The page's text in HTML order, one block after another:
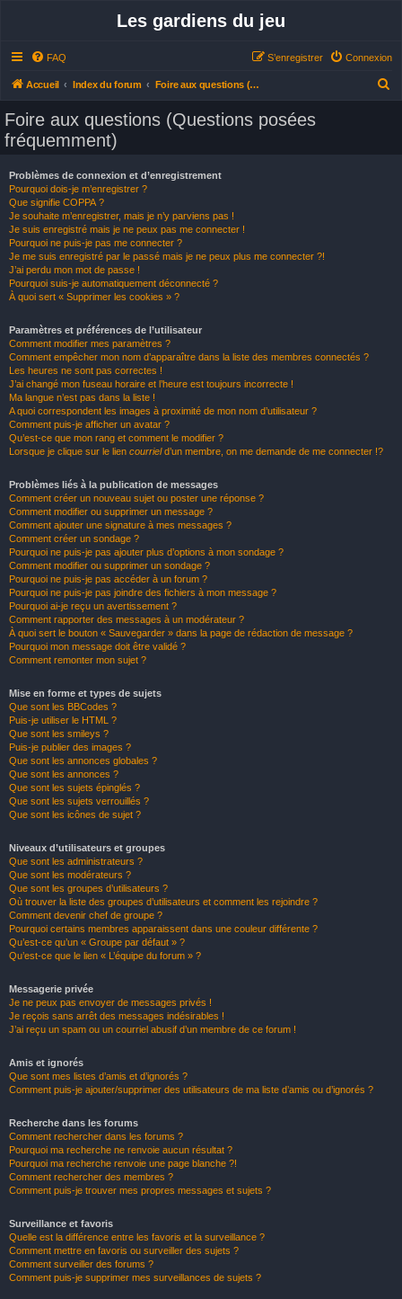
Les gardiens du jeu
FAQ Connexion
S’enregistrer
Accueil Index du forum Foire aux questions (Questions posées fréquemment)
Foire aux questions (Questions posées
fréquemment)
Problèmes de connexion et d’enregistrement
Pourquoi dois-je m’enregistrer ?
Que signifie COPPA ?
Je souhaite m’enregistrer, mais je n’y parviens pas !
Je suis enregistré mais je ne peux pas me connecter !
Pourquoi ne puis-je pas me connecter ?
Je me suis enregistré par le passé mais je ne peux plus me connecter ?!
J’ai perdu mon mot de passe !
Pourquoi suis-je automatiquement déconnecté ?
À quoi sert « Supprimer les cookies » ?
Paramètres et préférences de l’utilisateur
Comment modifier mes paramètres ?
Comment empêcher mon nom d’apparaître dans la liste des membres connectés ?
Les heures ne sont pas correctes !
J’ai changé mon fuseau horaire et l’heure est toujours incorrecte !
Ma langue n’est pas dans la liste !
A quoi correspondent les images à proximité de mon nom d’utilisateur ?
Comment puis-je afficher un avatar ?
Qu’est-ce que mon rang et comment le modifier ?
Lorsque je clique sur le lien courrield’un membre, on me demande de me connecter !?
Problèmes liés à la publication de messages
Comment créer un nouveau sujet ou poster une réponse ?
Comment modifier ou supprimer un message ?
Comment ajouter une signature à mes messages ?
Comment créer un sondage ?
Pourquoi ne puis-je pas ajouter plus d’options à mon sondage ?
Comment modifier ou supprimer un sondage ?
Pourquoi ne puis-je pas accéder à un forum ?
Pourquoi ne puis-je pas joindre des fichiers à mon message ?
Pourquoi ai-je reçu un avertissement ?
Comment rapporter des messages à un modérateur ?
À quoi sert le bouton « Sauvegarder » dans la page de rédaction de message ?
Pourquoi mon message doit être validé ?
Comment remonter mon sujet ?
Mise en forme et types de sujets
Que sont les BBCodes ?
Puis-je utiliser le HTML ?
Que sont les smileys ?
Puis-je publier des images ?
Que sont les annonces globales ?
Que sont les annonces ?
Que sont les sujets épinglés ?
Que sont les sujets verrouillés ?
Que sont les icônes de sujet ?
Niveaux d’utilisateurs et groupes
Que sont les administrateurs ?
Que sont les modérateurs ?
Que sont les groupes d’utilisateurs ?
Où trouver la liste des groupes d’utilisateurs et comment les rejoindre ?
Comment devenir chef de groupe ?
Pourquoi certains membres apparaissent dans une couleur différente ?
Qu’est-ce qu’un « Groupe par défaut » ?
Qu’est-ce que le lien « L’équipe du forum » ?
Messagerie privée
Je ne peux pas envoyer de messages privés !
Je reçois sans arrêt des messages indésirables !
J’ai reçu un spam ou un courriel abusif d’un membre de ce forum !
Amis et ignorés
Que sont mes listes d’amis et d’ignorés ?
Comment puis-je ajouter/supprimer des utilisateurs de ma liste d’amis ou d’ignorés ?
Recherche dans les forums
Comment rechercher dans les forums ?
Pourquoi ma recherche ne renvoie aucun résultat ?
Pourquoi ma recherche renvoie une page blanche ?!
Comment rechercher des membres ?
Comment puis-je trouver mes propres messages et sujets ?
Surveillance et favoris
Quelle est la différence entre les favoris et la surveillance ?
Comment mettre en favoris ou surveiller des sujets ?
Comment surveiller des forums ?
Comment puis-je supprimer mes surveillances de sujets ?